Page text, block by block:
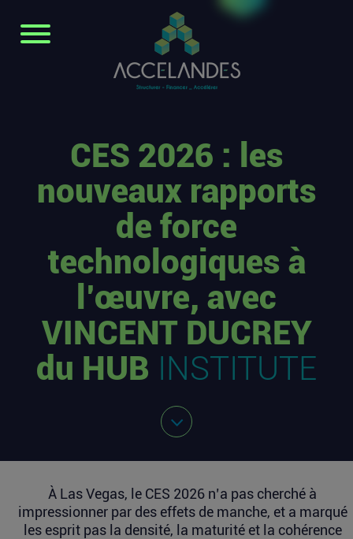
CES 2026 : les
nouveaux rapports
de force
technologiques à
l’œuvre, avec
VINCENT DUCREY
du HUB INSTITUTE
À Las Vegas, le CES 2026 n’a pas cherché à
impressionner par des effets de manche, et a marqué
les esprit pas la densité, la maturité et la cohérence